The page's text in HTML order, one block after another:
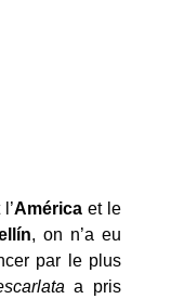
América et le
, on n’a eu
par le plus
a pris